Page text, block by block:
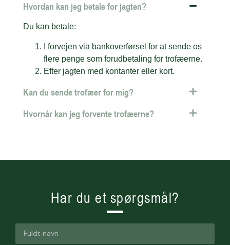
Hvordan kan jeg betale for jagten?
Du kan betale:
I forvejen via bankoverførsel for at sende os
flere penge som forudbetaling for trofæerne.
Efter jagten med kontanter eller kort.
Kan du sende trofæer for mig?
Hvornår kan jeg forvente trofæerne?
Har du et spørgsmål?